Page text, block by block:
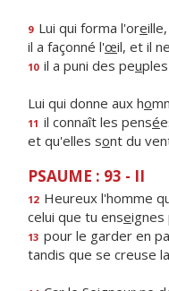
9 Lui qui forma l'ore
il a façonné l'œil, et il
10 il a puni des peu
Lui qui donne aux ho
11 il connaît les pensé
et qu'elles sont du
PSAUME : 93 - II
12 Heureux l'homme
celui que tu enseignes
13 pour le garder en
tandis que se creuse